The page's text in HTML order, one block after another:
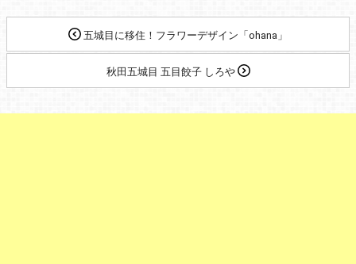
五城目に移住！フラワーデザイン「ohana」
秋田五城目 五目餃子 しろや